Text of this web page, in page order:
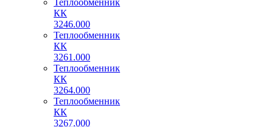
КК
3246.000
Теплообменник
КК
3261.000
Теплообменник
КК
3264.000
Теплообменник
КК
3267.000